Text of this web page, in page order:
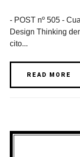
- POST nº 505 -
Design Thinking
cito...
READ MORE